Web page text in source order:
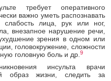
требует оперативного
важно уметь распознавать
лица, рук или ног,
внезапное нарушение речи,
зрения в одном или
головокружение, сложности
головную боль и др.9
инсульта врачи
образ жизни, следить за